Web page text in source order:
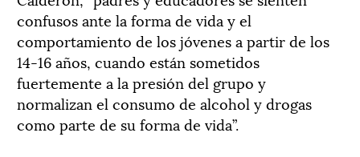
confusos ante la forma de vida y el
comportamiento de los jóvenes a partir de los
14-16 años, cuando están sometidos
fuertemente a la presión del grupo y
normalizan el consumo de alcohol y drogas
como parte de su forma de vida”.